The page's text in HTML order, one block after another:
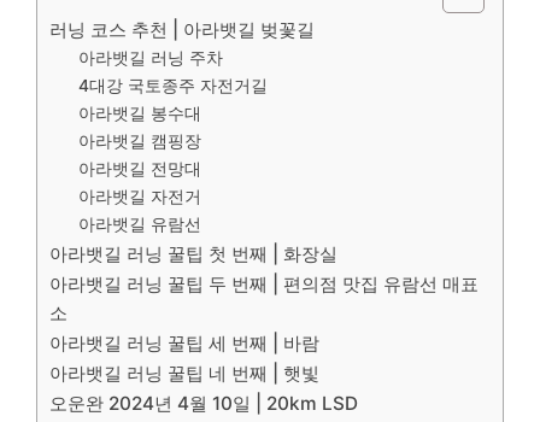
러닝 코스 추천 | 아라뱃길 벚꽃길
아라뱃길 러닝 주차
4대강 국토종주 자전거길
아라뱃길 봉수대
아라뱃길 캠핑장
아라뱃길 전망대
아라뱃길 자전거
아라뱃길 유람선
아라뱃길 러닝 꿀팁 첫 번째 | 화장실
아라뱃길 러닝 꿀팁 두 번째 | 편의점 맛집 유람선 매표
소
아라뱃길 러닝 꿀팁 세 번째 | 바람
아라뱃길 러닝 꿀팁 네 번째 | 햇빛
오운완 2024년 4월 10일 | 20km LSD